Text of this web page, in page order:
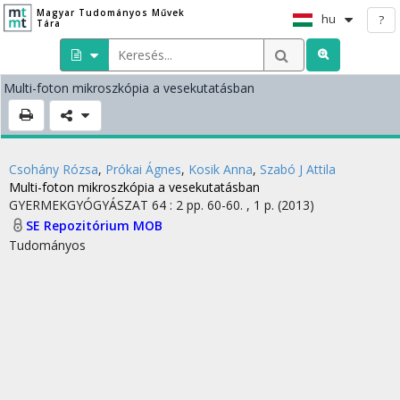
Magyar Tudományos Művek
Tára
hu ?
Multi-foton mikroszkópia a vesekutatásban
Csohány Rózsa, Prókai Ágnes, Kosik Anna, Szabó J Attila
Multi-foton mikroszkópia a vesekutatásban
GYERMEKGYÓGYÁSZAT 64 : 2 pp. 60-60. , 1 p. (2013)
SE Repozitórium MOB
Tudományos